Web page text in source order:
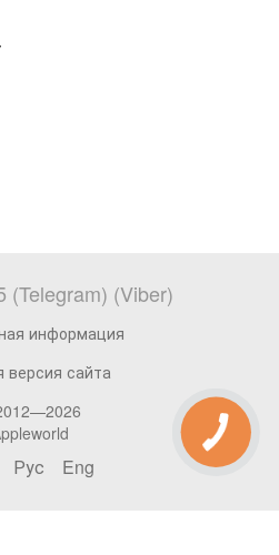
(Telegram) (Viber)
информация
версия сайта
Рус Eng